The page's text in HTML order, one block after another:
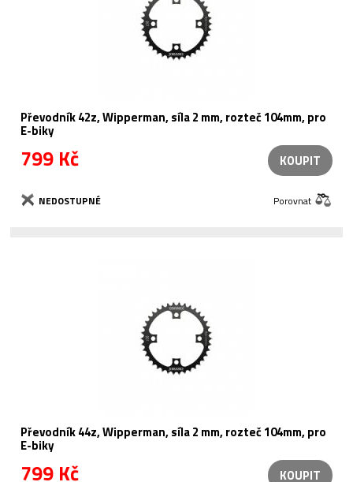
Převodník 42z, Wipperman, síla 2 mm, rozteč 104mm, pro
E-biky
799 Kč KOUPIT
NEDOSTUPNÉ Porovnat
Převodník 44z, Wipperman, síla 2 mm, rozteč 104mm, pro
E-biky
799 Kč KOUPIT